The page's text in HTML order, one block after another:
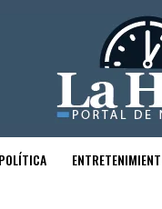
POLÍTICA